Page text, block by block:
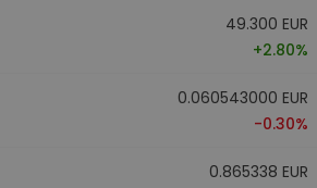
49.300 EUR
+2.80%
0.060543000 EUR
-0.30%
0.865338 EUR